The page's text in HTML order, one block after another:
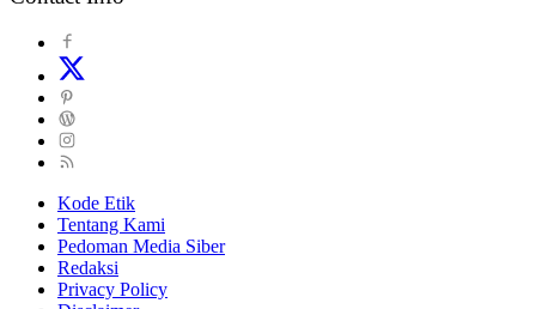
Kode Etik
Tentang Kami
Pedoman Media Siber
Redaksi
Privacy Policy